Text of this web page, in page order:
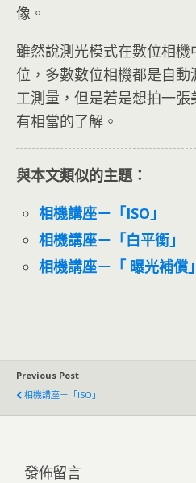
像。
雖然說測光模式在數位相
位，多數數位相機都是自
工測量，但是若是想拍一
有相當的了解。
與本文類似的主題：
相機講座－「ISO」
相機講座－「白平衡」
相機講座－「 曝光補償」
Previous Post
相機講座－「ISO」
發佈留言